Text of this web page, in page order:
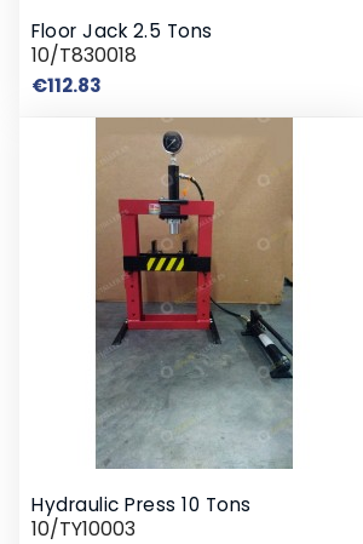
Floor Jack 2.5 Tons
10/T830018
€112.83
Hydraulic Press 10 Tons
10/TY10003